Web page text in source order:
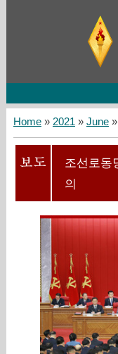
Home» 2021 » June »
조선로동
의